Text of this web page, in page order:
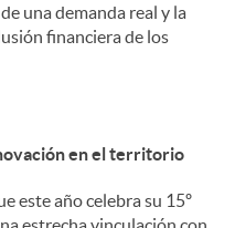
una demanda real y la
financiera de los
en el territorio
este año celebra su 15º